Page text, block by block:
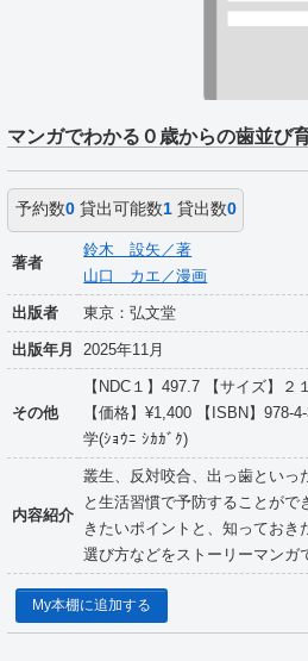
マンガでわかる０歳からの歯並び
予約数0貸出可能数1貸出数0
著者
鈴木 設矢／著
山口 カエ／漫画
出版者 東京：弘文堂
出版年月 2025年11月
その他
【NDC１】497.7 【サイズ】２
【価格】¥1,400 【ISBN】978-
学(ｼｮｳﾆ ｼｶｶﾞｸ)
内容紹介
叢生、反対咬合、出っ歯といっ
と生活習慣で予防することがで
きたいポイントと、知ってお
選び方などをストーリーマンガ
My本棚に追加する